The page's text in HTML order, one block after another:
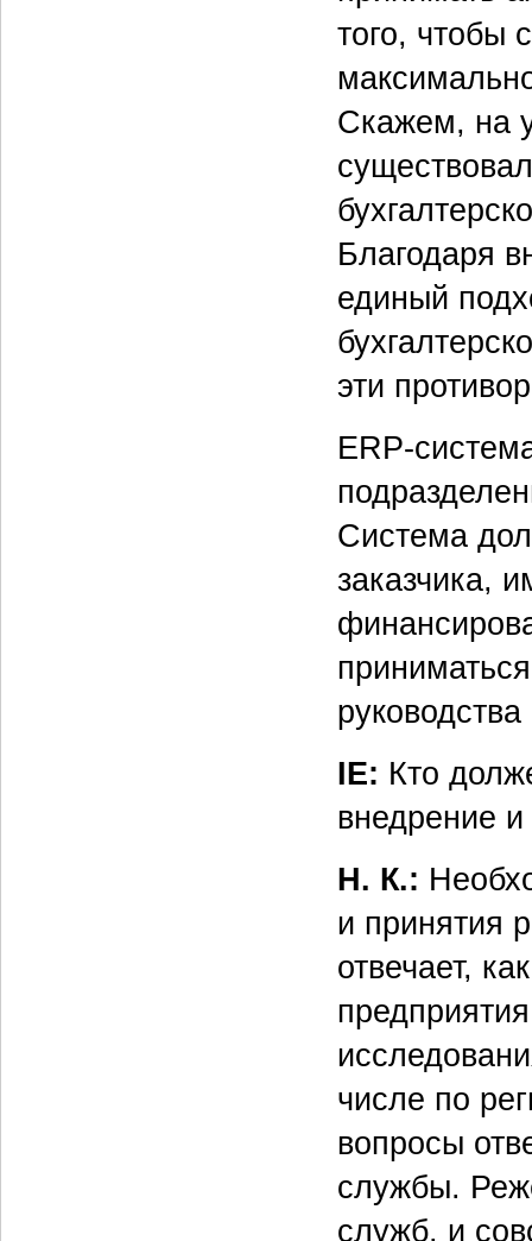
того, чтобы
Скажем, на
Благодаря
единый
эти
ERP-
Система
заказчика,
IE: Кто
внедрение
Н. К.:
и принятия
отвечает,
числе по
вопросы
службы.
служб, и